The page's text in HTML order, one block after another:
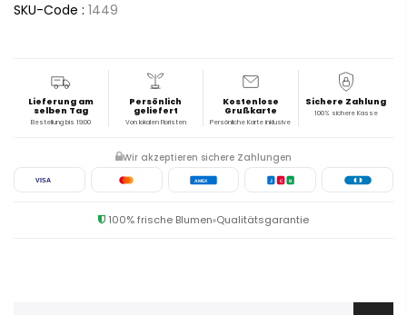
SKU-Code : 1449
Lieferung am
selben Tag
Bestellung bis 19:00
Persönlich
geliefert
Von lokalen Floristen
Kostenlose
Grußkarte
Persönliche Karte inklusive
Sichere Zahlung
100% sichere Kasse
Wir akzeptieren sichere Zahlungen
VISA AMEX J C B
100% frische Blumen Qualitätsgarantie